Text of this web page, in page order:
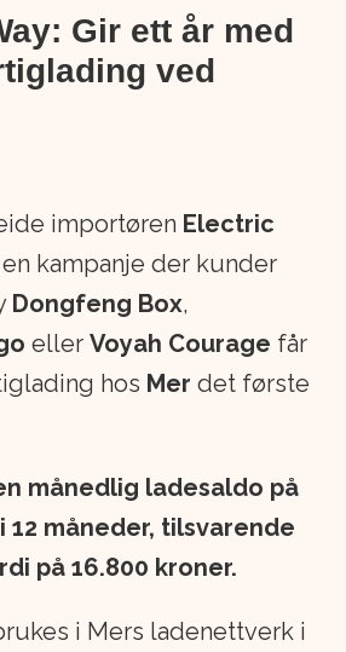
Gir ett år med
ved
importøren Electric
kampanje der kunder
Dongfeng Box,
ellerVoyah Courage får
hos Merdet første
månedlig ladesaldo på
12 måneder, tilsvarende
på 16.800 kroner.
i Mers ladenettverk i